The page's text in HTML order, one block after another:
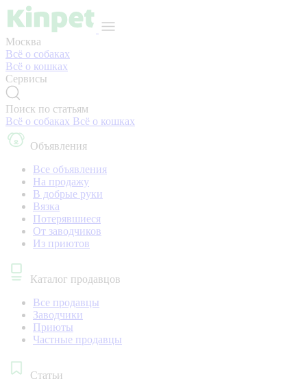
Москва
Всё о собаках
Всё о кошках
Сервисы
Поиск по статьям
Всё о собаках Всё о кошках
Объявления
Все объявления
На продажу
В добрые руки
Вязка
Потерявшиеся
От заводчиков
Из приютов
Каталог продавцов
Все продавцы
Заводчики
Приюты
Частные продавцы
Статьи